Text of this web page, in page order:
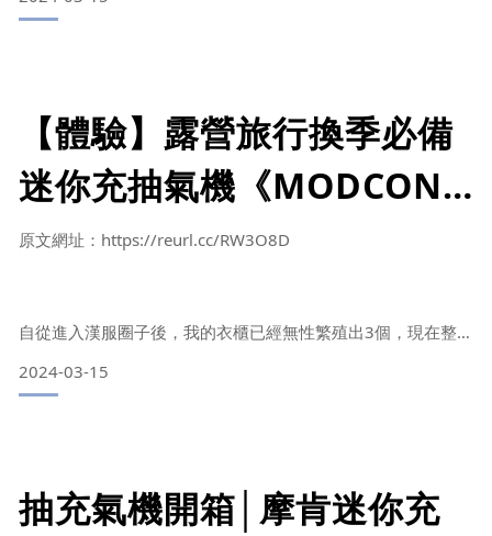
摩肯DR. SAVE 3in1極度快抽充氣機9件組
內容物及配件
(內含：抽充氣機*1、3種抽充氣轉接頭、TYPE-C充電線*1、防
【體驗】露營旅行換季必備
迷你充抽氣機《MODCON
摩肯》DR. SAVE 3in1極度
氣、抽氣、緊急電源，無線
不受環境限制，解決生活居
題 BY 屏兒的生活日誌
原文網址：https://reurl.cc/RW3O8D
自從進入漢服圈子後，我的衣櫃已經無性繁殖出3個，現在整個
導致我一般日常衣服都不知道要往哪塞
以前換季都是用帆布袋打包塞衣櫃內，要穿的放外面衣架上或
是抽屜內
2024-03-15
抽充氣機開箱│摩肯迷你充